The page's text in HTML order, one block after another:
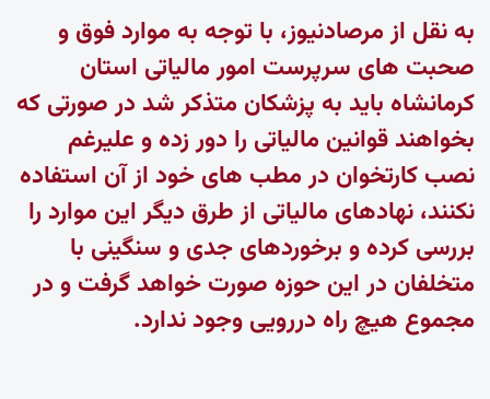
به نقل از مرصادنیوز، با توجه به موارد فوق و
صحبت های سرپرست امور مالیاتی استان
کرمانشاه باید به پزشکان متذکر شد در صورتی که
بخواهند قوانین مالیاتی را دور زده و علیرغم
نصب کارتخوان در مطب های خود از آن استفاده
نکنند، نهادهای مالیاتی از طرق دیگر این موارد را
بررسی کرده و برخوردهای جدی و سنگینی با
متخلفان در این حوزه صورت خواهد گرفت و در
مجموع هیچ راه دررویی وجود ندارد.